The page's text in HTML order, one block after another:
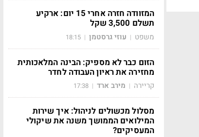
המזוודה חזרה אחרי 15 יום: ארקיע
תשלם 3,500 שקל
משפט | עוזי גרסטמן |
18:15
הזום כבר לא מספיק: הבינה המלאכותית
מחזירה את ראיון העבודה לחדר
קריירה | מירב ארד |
17:38
מסלול מכשולים לניהול: איך שירות
המילואים הממושך משנה את שיקולי
המעסיקים?